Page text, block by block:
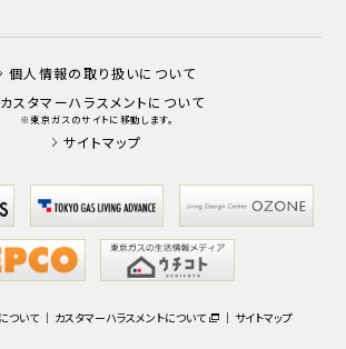
個人情報の取り扱いについて
カスタマーハラスメントについて
※東京ガスのサイトに移動します。
サイトマップ
ついて ｜ カスタマーハラスメントについて ｜ サイトマップ